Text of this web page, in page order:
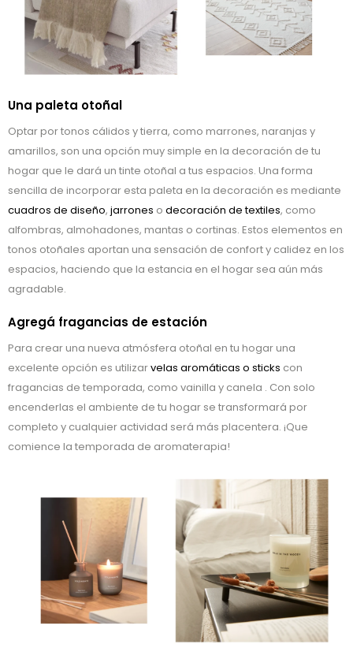
Una paleta otoñal
Optar por tonos cálidos y tierra, como marrones, naranjas y
amarillos, son una opción muy simple en la decoración de tu
hogar que le dará un tinte otoñal a tus espacios. Una forma
sencilla de incorporar esta paleta en la decoración es mediante
cuadros de diseño, jarrones o decoración de textiles, como
alfombras, almohadones, mantas o cortinas. Estos elementos en
tonos otoñales aportan una sensación de confort y calidez en los
espacios, haciendo que la estancia en el hogar sea aún más
agradable.
Agregá fragancias de estación
Para crear una nueva atmósfera otoñal en tu hogar una
excelente opción es utilizarvelas aromáticas o sticks con
fragancias de temporada, como vainilla y canela . Con solo
encenderlas el ambiente de tu hogar se transformará por
completo y cualquier actividad será más placentera. ¡Que
comience la temporada de aromaterapia!